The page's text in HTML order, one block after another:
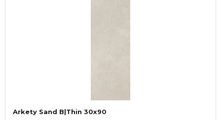
Arkety Sand B|Thin 30x90